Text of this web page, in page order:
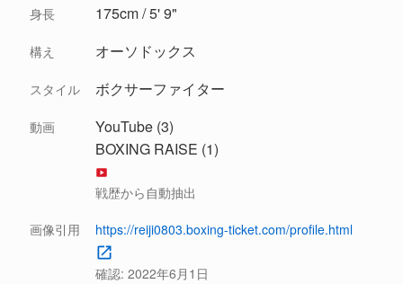
身長 175cm / 5' 9"
構え オーソドックス
スタイル ボクサーファイター
動画
YouTube (3)
BOXING RAISE (1)
戦歴から自動抽出
画像引用 https://reiji0803.boxing-ticket.com/profile.html
確認: 2022年6月1日